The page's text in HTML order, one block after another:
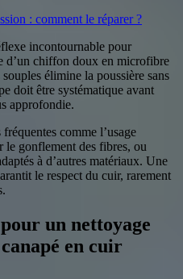
: comment le réparer ?
incontournable pour
d’un chiffon doux en microfibre
élimine la poussière sans
doit être systématique avant
approfondie.
comme l’usage
le gonflement des fibres, ou
à d’autres matériaux. Une
le respect du cuir, rarement
un nettoyage
en cuir